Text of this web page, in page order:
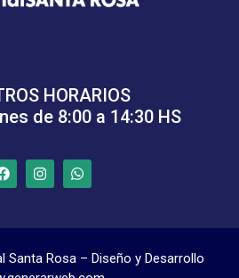
HORARIOS
de 8:00 a 14:30 HS
Santa Rosa – Diseño y Desarrollo